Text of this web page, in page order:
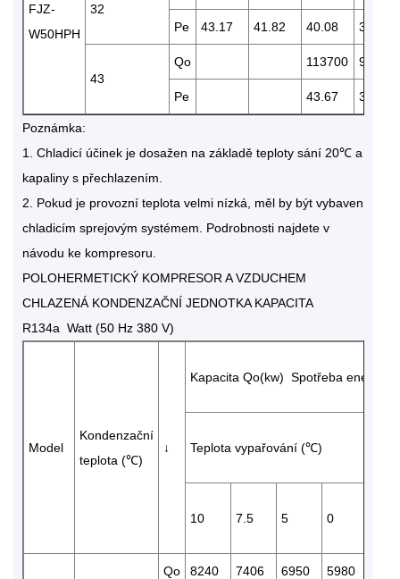
FJZ-
W50HPH
32
Pe 43.17 41.82 40.08 36.38
43
Qo 113700 95580
Pe 43.67 39.77
Poznámka:
1. Chladicí účinek je dosažen na základě teploty sání 20℃ a
kapaliny s přechlazením.
2. Pokud je provozní teplota velmi nízká, měl by být vybaven
chladicím sprejovým systémem. Podrobnosti najdete v
návodu ke kompresoru.
POLOHERMETICKÝ KOMPRESOR A VZDUCHEM
CHLAZENÁ KONDENZAČNÍ JEDNOTKA KAPACITA
R134a Watt (50 Hz 380 V)
Model
Kondenzační
teplota (℃)
↓
Kapacita Qo(kw) Spotřeba energie
Teplota vypařování (℃)
10 7.5 5 0
Qo 8240 7406 6950 5980